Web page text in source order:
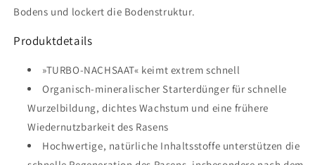
Bodens und lockert die Bodenstruktur.
Produktdetails
»TURBO-NACHSAAT« keimt extrem schnell
Organisch-mineralischer Starterdünger für schnelle
Wurzelbildung, dichtes Wachstum und eine frühere
Wiedernutzbarkeit des Rasens
Hochwertige, natürliche Inhaltsstoffe unterstützen die